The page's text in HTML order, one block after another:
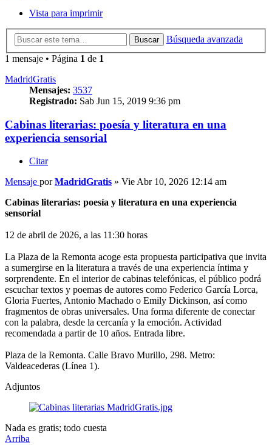
Vista para imprimir
Buscar
Búsqueda avanzada
1 mensaje • Página 1 de 1
MadridGratis
Mensajes: 3537
Registrado: Sab Jun 15, 2019 9:36 pm
Cabinas literarias: poesía y literatura en una
experiencia sensorial
Citar
Mensaje porMadridGratis » Vie Abr 10, 2026 12:14 am
Cabinas literarias: poesía y literatura en una experiencia
sensorial
12 de abril de 2026, a las 11:30 horas
La Plaza de la Remonta acoge esta propuesta participativa que invita
a sumergirse en la literatura a través de una experiencia íntima y
sorprendente. En el interior de cabinas telefónicas, el público podrá
escuchar textos y poemas de autores como Federico García Lorca,
Gloria Fuertes, Antonio Machado o Emily Dickinson, así como
fragmentos de obras universales. Una forma diferente de conectar
con la palabra, desde la cercanía y la emoción. Actividad
recomendada a partir de 10 años. Entrada libre.
Plaza de la Remonta. Calle Bravo Murillo, 298. Metro:
Valdeacederas (Línea 1).
Adjuntos
Nada es gratis; todo cuesta
Arriba